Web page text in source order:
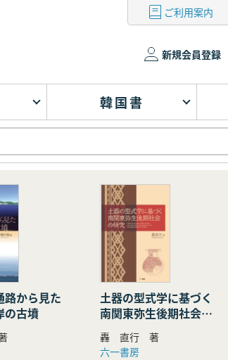
ご利用案内
新規会員登録
韓国書
路から見た
の古墳
土器の型式学に基づく
南関東弥生後期社会の
研究
轟 直行 著
六一書房